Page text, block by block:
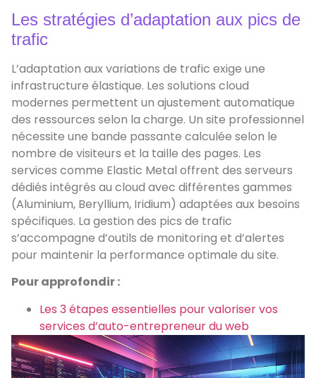
Les stratégies d’adaptation aux pics de
trafic
L’adaptation aux variations de trafic exige une
infrastructure élastique. Les solutions cloud
modernes permettent un ajustement automatique
des ressources selon la charge. Un site professionnel
nécessite une bande passante calculée selon le
nombre de visiteurs et la taille des pages. Les
services comme Elastic Metal offrent des serveurs
dédiés intégrés au cloud avec différentes gammes
(Aluminium, Beryllium, Iridium) adaptées aux besoins
spécifiques. La gestion des pics de trafic
s’accompagne d’outils de monitoring et d’alertes
pour maintenir la performance optimale du site.
Pour approfondir :
Les 3 étapes essentielles pour valoriser vos
services d’auto-entrepreneur du web